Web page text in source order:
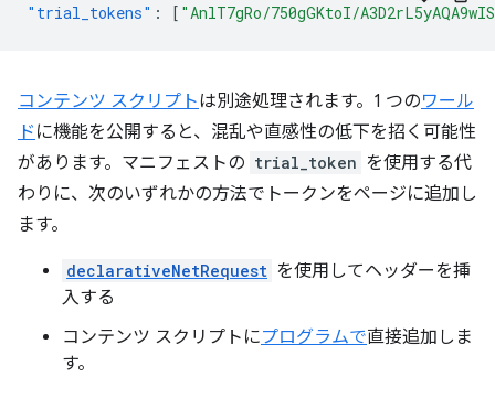
"trial_tokens" : [ "AnlT7gRo/750gGKtoI/
コンテンツ スクリプトは別途処理されます。1 つのワール
ド に機能を公開すると、混乱や直感性の低下を招く可能性
があります。マニフェストの trial_token を使用する代
わりに、次のいずれかの方法でトークンをページに追加し
ます。
declarativeNetRequest を使用してヘッダーを挿
入する
コンテンツ スクリプトにプログラムで直接追加しま
す。